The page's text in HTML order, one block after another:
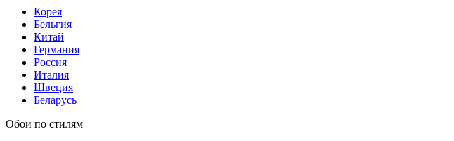
Корея
Бельгия
Китай
Германия
Россия
Италия
Швеция
Беларусь
Обои по стилям